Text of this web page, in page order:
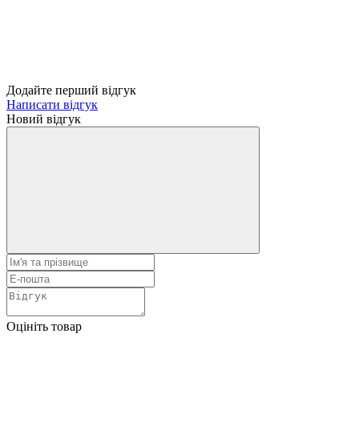
Додайте перший відгук
Написати відгук
Новий відгук
Оцініть товар